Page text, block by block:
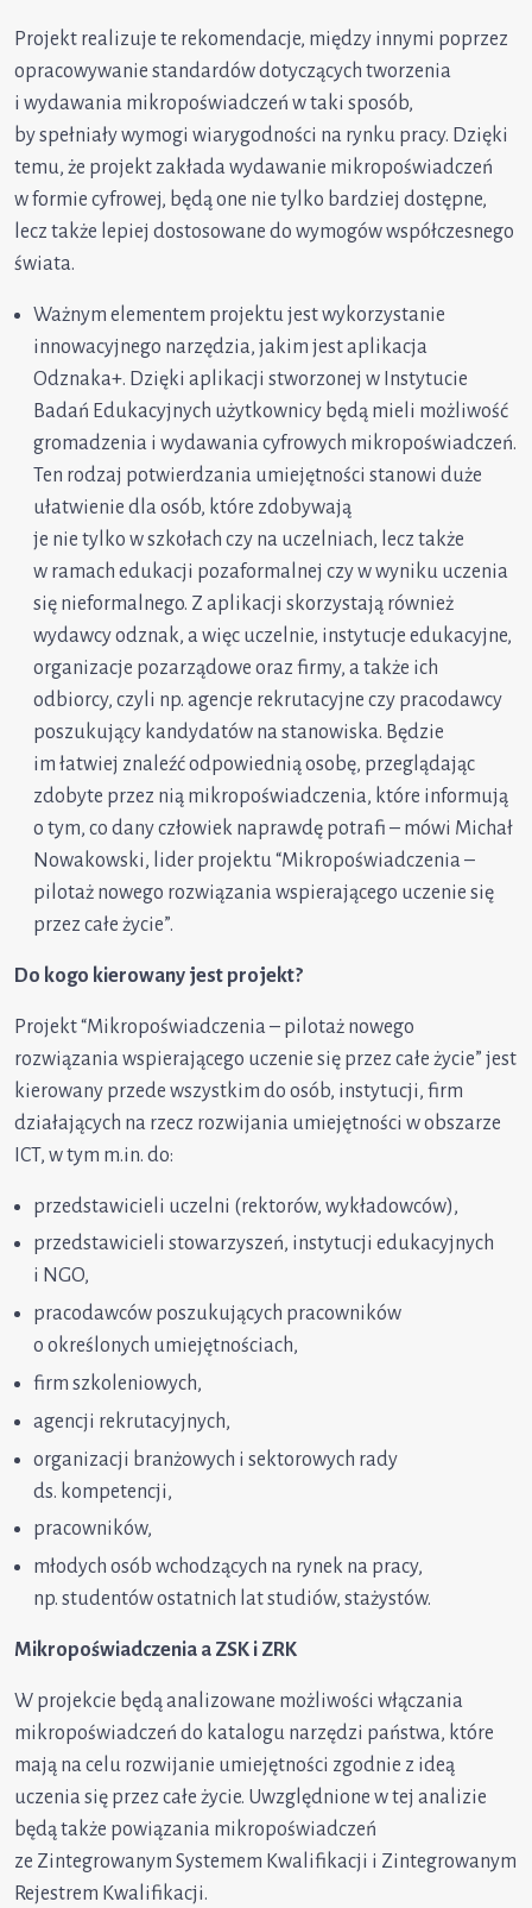
Projekt realizuje te rekomendacje, między innymi poprzez
opracowywanie standardów dotyczących tworzenia
i wydawania mikropoświadczeń w taki sposób,
by spełniały wymogi wiarygodności na rynku pracy. Dzięki
temu, że projekt zakłada wydawanie mikropoświadczeń
w formie cyfrowej, będą one nie tylko bardziej dostępne,
lecz także lepiej dostosowane do wymogów współczesnego
świata.
Ważnym elementem projektu jest wykorzystanie
innowacyjnego narzędzia, jakim jest aplikacja
Odznaka+. Dzięki aplikacji stworzonej w Instytucie
Badań Edukacyjnych użytkownicy będą mieli możliwość
gromadzenia i wydawania cyfrowych mikropoświadczeń.
Ten rodzaj potwierdzania umiejętności stanowi duże
ułatwienie dla osób, które zdobywają
je nie tylko w szkołach czy na uczelniach, lecz także
w ramach edukacji pozaformalnej czy w wyniku uczenia
się nieformalnego. Z aplikacji skorzystają również
wydawcy odznak, a więc uczelnie, instytucje edukacyjne,
organizacje pozarządowe oraz firmy, a także ich
odbiorcy, czyli np. agencje rekrutacyjne czy pracodawcy
poszukujący kandydatów na stanowiska. Będzie
im łatwiej znaleźć odpowiednią osobę, przeglądając
zdobyte przez nią mikropoświadczenia, które informują
o tym, co dany człowiek naprawdę potrafi – mówi Michał
Nowakowski, lider projektu “Mikropoświadczenia –
pilotaż nowego rozwiązania wspierającego uczenie się
przez całe życie”.
Do kogo kierowany jest projekt?
Projekt “Mikropoświadczenia – pilotaż nowego
rozwiązania wspierającego uczenie się przez całe życie” jest
kierowany przede wszystkim do osób, instytucji, firm
działających na rzecz rozwijania umiejętności w obszarze
ICT, w tym m.in. do:
przedstawicieli uczelni (rektorów, wykładowców),
przedstawicieli stowarzyszeń, instytucji edukacyjnych
i NGO,
pracodawców poszukujących pracowników
o określonych umiejętnościach,
firm szkoleniowych,
agencji rekrutacyjnych,
organizacji branżowych i sektorowych rady
ds. kompetencji,
pracowników,
młodych osób wchodzących na rynek na pracy,
np. studentów ostatnich lat studiów, stażystów.
Mikropoświadczenia a ZSK i ZRK
W projekcie będą analizowane możliwości włączania
mikropoświadczeń do katalogu narzędzi państwa, które
mają na celu rozwijanie umiejętności zgodnie z ideą
uczenia się przez całe życie. Uwzględnione w tej analizie
będą także powiązania mikropoświadczeń
ze Zintegrowanym Systemem Kwalifikacji i Zintegrowanym
Rejestrem Kwalifikacji.